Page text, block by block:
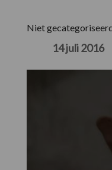
Niet
14 juli 2016